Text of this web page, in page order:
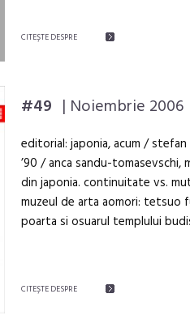
CITEŞTE DESPRE
#49 | Noiembrie 2006
editorial: japonia, acum /
’90 / anca sandu-tomasevschi,
din japonia. continuitate vs.
muzeul de arta aomori: tetsuo
poarta si osuarul templului
CITEŞTE DESPRE